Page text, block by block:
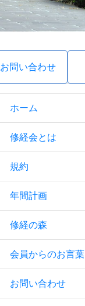
お問い合わせ
ホーム
修経会とは
規約
年間計画
修経の森
会員からのお言葉
お問い合わせ